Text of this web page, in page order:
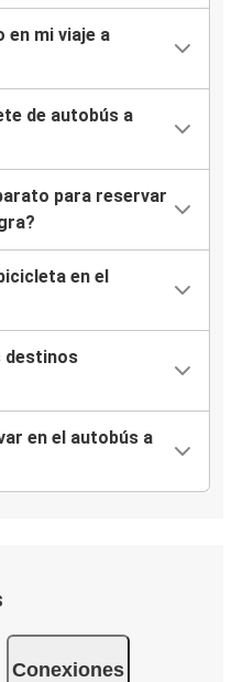
en mi viaje a
de autobús a
para reservar
en el
destinos
en el autobús a
Conexiones